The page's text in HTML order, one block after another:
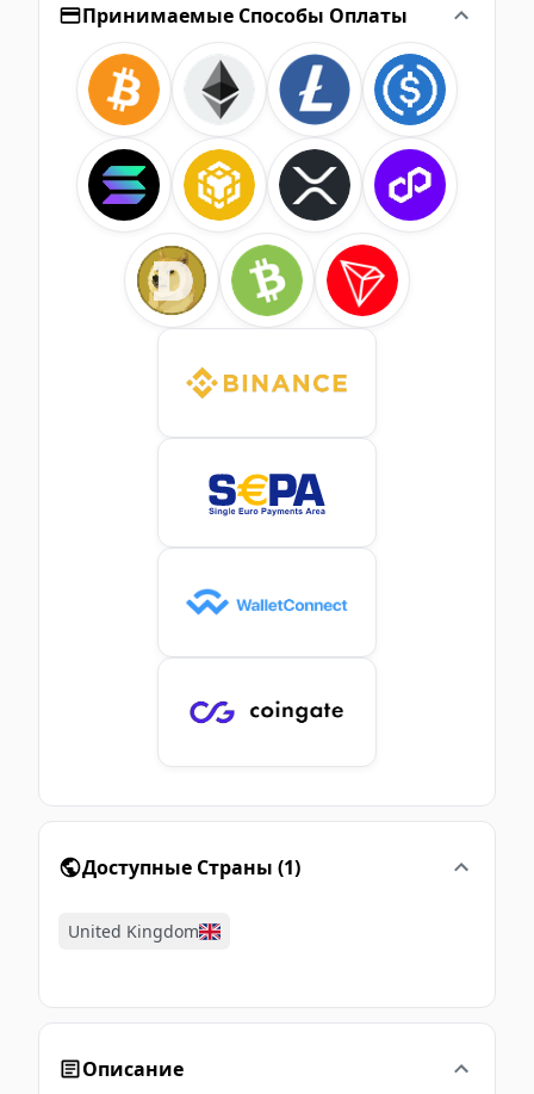
Принимаемые Способы Оплаты
Доступные Страны (1)
United Kingdom
Описание